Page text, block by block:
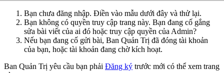
Bạn chưa đăng nhập. Điền vào mẫu dưới đây và thử lại.
Bạn không có quyền truy cập trang này. Bạn đang cố gắng
sửa bài viết của ai đó hoặc truy cập quyền của Admin?
Nếu bạn đang cố gửi bài, Ban Quản Trị đã đóng tài khoản
của bạn, hoặc tài khoản đang chờ kích hoạt.
Ban Quản Trị yêu cầu bạn phải Đăng ký trước mới có thể xem trang